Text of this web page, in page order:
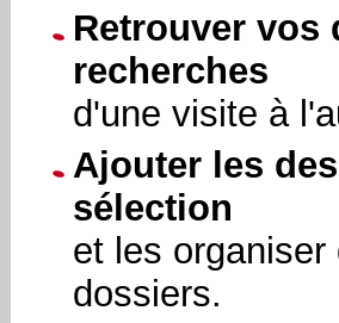
Retrouver vos
recherches
d'une visite à
Ajouter les
sélection
et les organiser
dossiers.